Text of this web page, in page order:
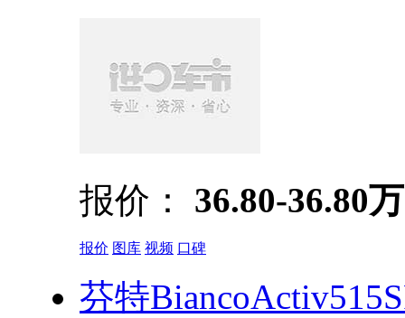
报价： 36.80-36.80万
报价 图库 视频 口碑
芬特